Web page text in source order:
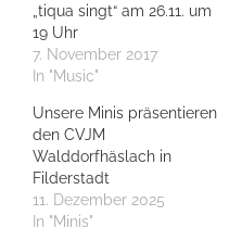
„tiqua singt“ am 26.11. um
19 Uhr
7. November 2017
In "Music"
Unsere Minis präsentieren
den CVJM
Walddorfhäslach in
Filderstadt
11. Dezember 2025
In "Minis"